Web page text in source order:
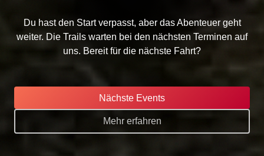
Du hast den Start verpasst, aber das Abenteuer geht
weiter. Die Trails warten bei den nächsten Terminen auf
uns. Bereit für die nächste Fahrt?
Nächste Events
Mehr erfahren